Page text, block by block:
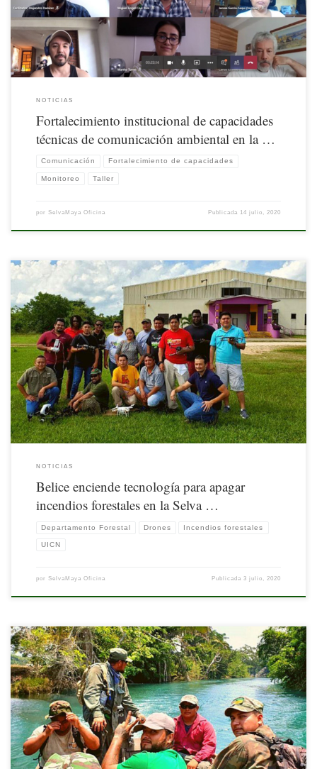
NOTICIAS
Fortalecimiento institucional de capacidades
técnicas de comunicación ambiental en la …
Comunicación Fortalecimiento de capacidades
Monitoreo Taller
por SelvaMaya Oficina Publicada 14 julio, 2020
Nota originalmente publicada por la UICN. Disponible aquí
NOTICIAS
Belice enciende tecnología para apagar
incendios forestales en la Selva …
Departamento Forestal Drones Incendios forestales
UICN
por SelvaMaya Oficina Publicada3 julio, 2020
Nota originalmente publicada por la UICN. Disponible aquí